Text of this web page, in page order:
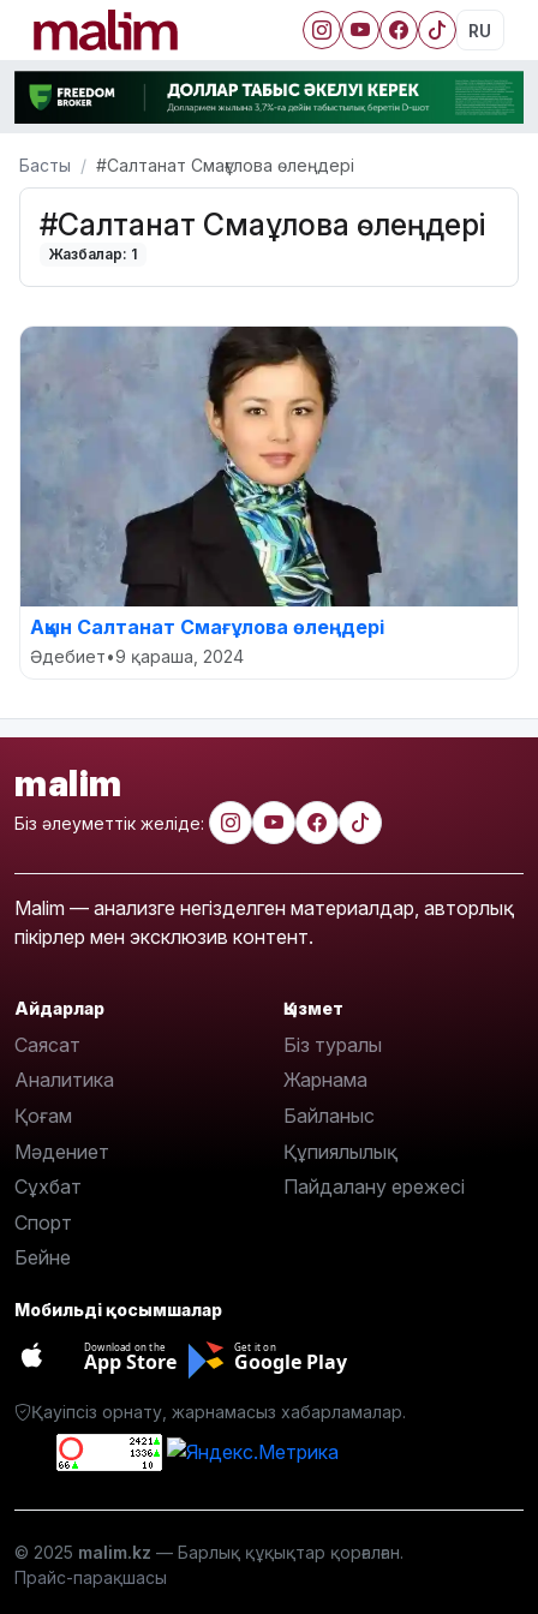
RU
Басты #Салтанат Смағұлова өлеңдері
#Салтанат Смағұлова өлеңдері
Жазбалар: 1
Ақын Салтанат Смағұлова өлеңдері
Әдебиет•9 қараша, 2024
malim
Біз әлеуметтік желіде:
Malim — анализге негізделген материалдар, авторлық
пікірлер мен эксклюзив контент.
Айдарлар
Саясат
Аналитика
Қоғам
Мәдениет
Сұхбат
Спорт
Бейне
Қызмет
Біз туралы
Жарнама
Байланыс
Құпиялылық
Пайдалану ережесі
Мобильді қосымшалар
Download on the
App Store
Get it on
Google Play
Қауіпсіз орнату, жарнамасыз хабарламалар.
© 2025 malim.kz — Барлық құқықтар қорғалған.
Прайс-парақшасы